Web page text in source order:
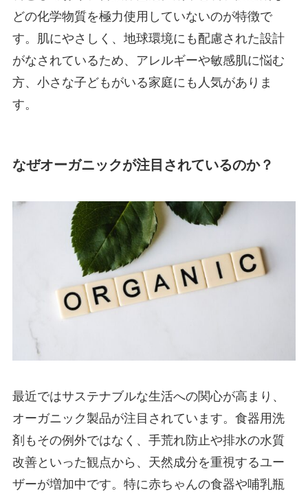
どの化学物質を極力使用していないのが特徴で
す。肌にやさしく、地球環境にも配慮された設計
がなされているため、アレルギーや敏感肌に悩む
方、小さな子どもがいる家庭にも人気がありま
す。
なぜオーガニックが注目されているのか？
最近ではサステナブルな生活への関心が高まり、
オーガニック製品が注目されています。食器用洗
剤もその例外ではなく、手荒れ防止や排水の水質
改善といった観点から、天然成分を重視するユー
ザーが増加中です。特に赤ちゃんの食器や哺乳瓶